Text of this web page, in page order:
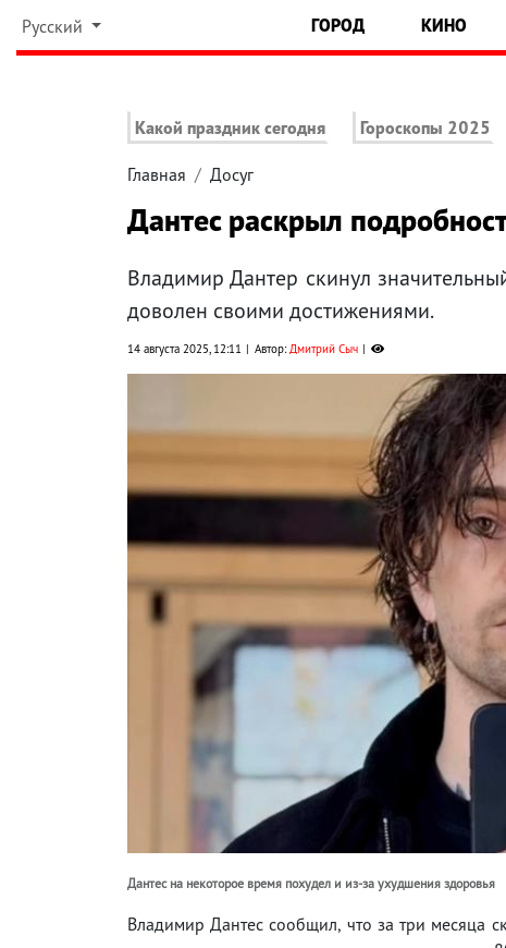
Русский ГОРОД КИНО
Какой праздник сегодня Гороскопы 2025
Главная Досуг
Дантес раскрыл
Владимир Дантер скинул
доволен своими достижениями.
14 августа 2025, 12:11 Автор:Дмитрий Сыч
Дантес на некоторое время похудел и из-за ухудшения здоровья
Владимир Дантес сообщил, что за три месяца